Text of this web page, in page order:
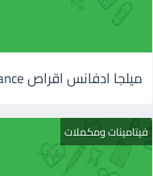
ميلجا ادفانس اقراص Milga Advance : للاعصاب والإكتئاب
فيتامينات ومكملات